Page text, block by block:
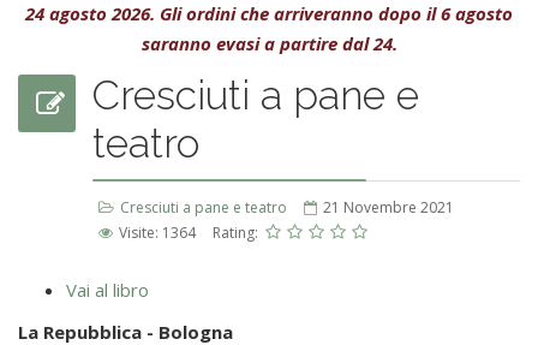
24 agosto 2026. Gli ordini che arriveranno dopo il 6 agosto
saranno evasi a partire dal 24.
Cresciuti a pane e
teatro
Cresciuti a pane e teatro
21 Novembre 2021
Visite: 1364
Rating:
Vai al libro
La Repubblica - Bologna